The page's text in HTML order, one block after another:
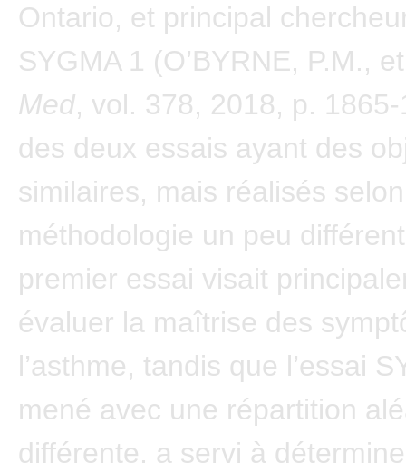
Ontario, et principal
SYGMA 1 (O’BYRNE, P.M.,
Med, vol. 378, 2018, p.
des deux essais ayant des
similaires, mais réalisés
méthodologie un peu
premier essai visait
évaluer la maîtrise des
l’asthme, tandis que l’essai
mené avec une répartition
différente, a servi à